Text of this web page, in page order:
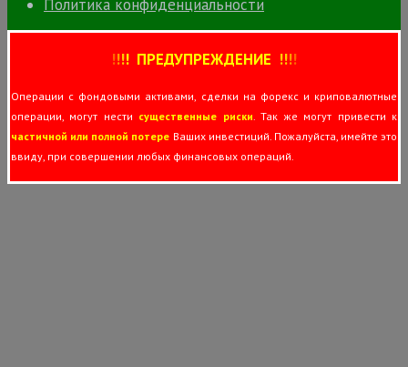
Политика конфиденциальности
!!!! ПРЕДУПРЕЖДЕНИЕ !!!!
Операции с фондовыми активами, сделки на форекс и криповалютные
операции, могут нести существенные риски . Так же могут привести к
частичной или полной потере Ваших инвестиций. Пожалуйста, имейте это
ввиду, при совершении любых финансовых операций.